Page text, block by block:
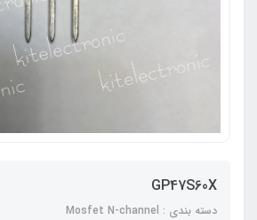
GP47S60X
دسته بندی : Mosfet N-channel